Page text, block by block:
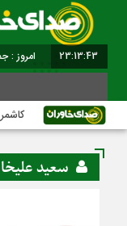
23:13:44 برابر با : Friday - 7 August - 2026
کاشمر روی
سعید